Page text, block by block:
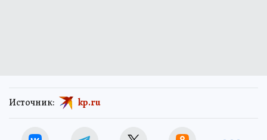
Источник: kp.ru